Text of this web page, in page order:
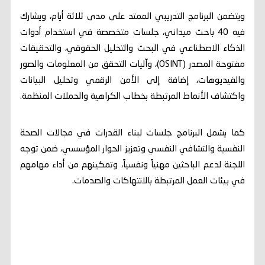
ويتضمن البرنامج التدريبي الممتد على مدى ثلاثة أيام، ويشارك
فيه 40 باحث ميداني، جلسات متخصصة في استخدام أدوات
الذكاء الاصطناعي في البحث والتحليل الحقوقي، والتحقيقات
مفتوحة المصدر (OSINT)، وآليات التحقق من المعلومات والصور
والفيديوهات، إضافة إلى الأمن الرقمي وتحليل البيانات
واكتشاف الأنماط المرتبطة بخطاب الكراهية والحملات المنظمة.
كما يشمل البرنامج جلسات لبناء القدرات في مجالات الصحة
النفسية والتشافي النفسي وتعزيز الحوار المؤسسي، ضمن توجه
اللجنة لدعم الباحثين مهنياً ونفسياً، وتمكينهم من أداء مهامهم
في بيئات العمل المرتبطة بالانتهاكات والصدمات.